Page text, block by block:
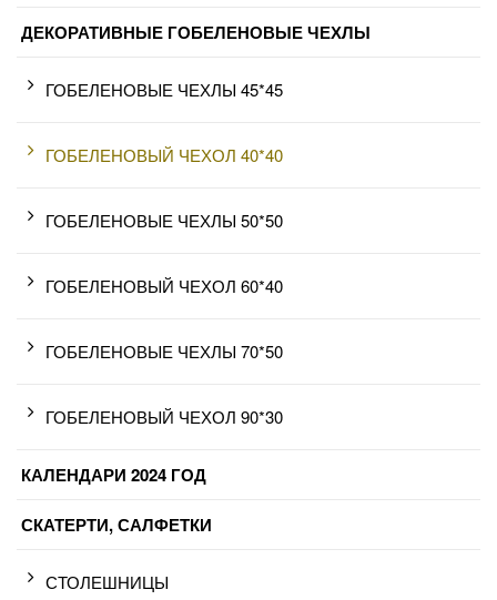
ДЕКОРАТИВНЫЕ ГОБЕЛЕНОВЫЕ ЧЕХЛЫ
ГОБЕЛЕНОВЫЕ ЧЕХЛЫ 45*45
ГОБЕЛЕНОВЫЙ ЧЕХОЛ 40*40
ГОБЕЛЕНОВЫЕ ЧЕХЛЫ 50*50
ГОБЕЛЕНОВЫЙ ЧЕХОЛ 60*40
ГОБЕЛЕНОВЫЕ ЧЕХЛЫ 70*50
ГОБЕЛЕНОВЫЙ ЧЕХОЛ 90*30
КАЛЕНДАРИ 2024 ГОД
СКАТЕРТИ, САЛФЕТКИ
СТОЛЕШНИЦЫ